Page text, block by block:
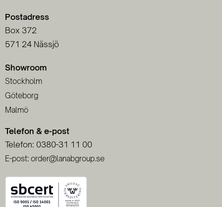
Postadress
Box 372
571 24 Nässjö
Showroom
Stockholm
Göteborg
Malmö
Telefon & e-post
Telefon: 0380-31 11 00
E-post: order@lanabgroup.se